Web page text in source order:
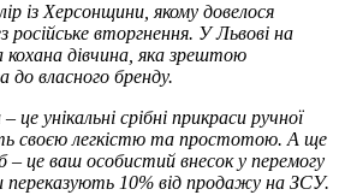
із Херсонщини, якому довелося
російське вторгнення. У Львові на
кохана дівчина, яка зрештою
власного бренду.
це унікальні срібні прикраси ручної
своєю легкістю та простотою. А ще
– це ваш особистий внесок у перемогу
переказують 10% від продажу на ЗСУ.